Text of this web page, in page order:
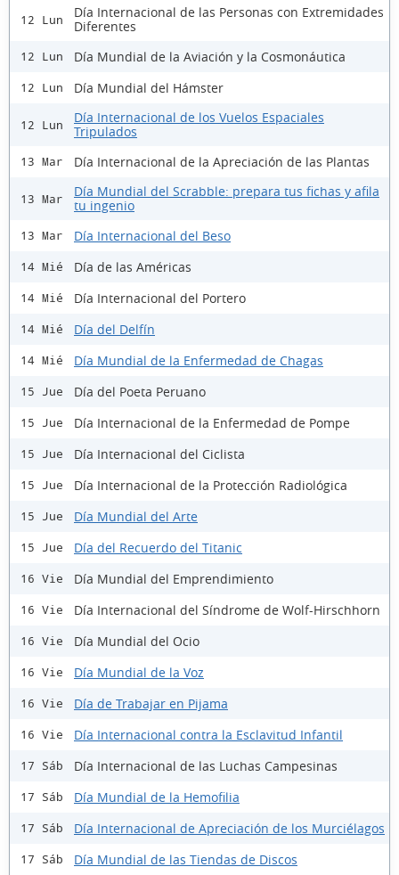
12 Lun
Día Internacional de las Personas con Extremidades
Diferentes
12 Lun Día Mundial de la Aviación y la Cosmonáutica
12 Lun Día Mundial del Hámster
12 Lun
Día Internacional de los Vuelos Espaciales
Tripulados
13 Mar Día Internacional de la Apreciación de las Plantas
13 Mar
Día Mundial del Scrabble: prepara tus fichas y afila
tu ingenio
13 Mar Día Internacional del Beso
14 Mié Día de las Américas
14 Mié Día Internacional del Portero
14 Mié Día del Delfín
14 Mié Día Mundial de la Enfermedad de Chagas
15 Jue Día del Poeta Peruano
15 Jue Día Internacional de la Enfermedad de Pompe
15 Jue Día Internacional del Ciclista
15 Jue Día Internacional de la Protección Radiológica
15 Jue Día Mundial del Arte
15 Jue Día del Recuerdo del Titanic
16 Vie Día Mundial del Emprendimiento
16 Vie Día Internacional del Síndrome de Wolf-Hirschhorn
16 Vie Día Mundial del Ocio
16 Vie Día Mundial de la Voz
16 Vie Día de Trabajar en Pijama
16 Vie Día Internacional contra la Esclavitud Infantil
17 Sáb Día Internacional de las Luchas Campesinas
17 Sáb Día Mundial de la Hemofilia
17 Sáb Día Internacional de Apreciación de los Murciélagos
17 Sáb Día Mundial de las Tiendas de Discos